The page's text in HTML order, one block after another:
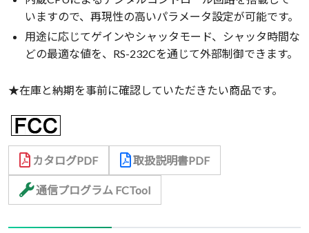
いますので、再現性の高いパラメータ設定が可能です。
用途に応じてゲインやシャッタモード、シャッタ時間な
どの最適な値を、RS-232Cを通じて外部制御できます。
★在庫と納期を事前に確認していただきたい商品です。
カタログPDF 取扱説明書PDF
通信プログラム FCTool